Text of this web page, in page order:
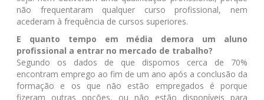
não frequentaram qualquer curso profissional, nem
acederam à frequência de cursos superiores.
E quanto tempo em média demora um aluno
profissional a entrar no mercado de trabalho?
Segundo os dados de que dispomos cerca de 70%
encontram emprego ao fim de um ano após a conclusão da
formação e os que não estão empregados é porque
fizeram outras opções, ou não estão disponíveis para